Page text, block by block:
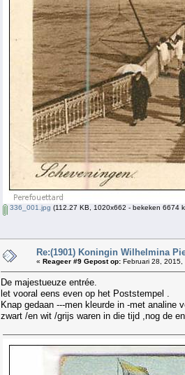
336_001.jpg (112.27 KB, 1020x662 - bekeken 6674
Re:(1901) Koningin Wilhelmina
« Reageer #9 Gepost op: Februari 28,
De majestueuze entrée.
let vooral eens even op het Poststempel .
Knap gedaan ---men kleurde in -met analine
zwart /en wit /grijs waren in die tijd ,nog de